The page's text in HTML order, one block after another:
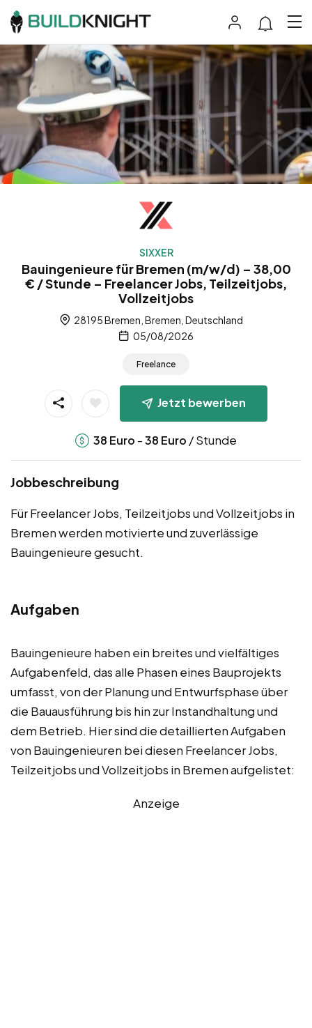
SIXXER
Bauingenieure für Bremen (m/w/d) – 38,00
€ / Stunde – Freelancer Jobs, Teilzeitjobs,
Vollzeitjobs
28195 Bremen, Bremen, Deutschland
05/08/2026
Freelance
Jetzt bewerben
38 Euro -38 Euro / Stunde
Jobbeschreibung
Für Freelancer Jobs, Teilzeitjobs und Vollzeitjobs in
Bremen werden motivierte und zuverlässige
Bauingenieure gesucht.
Aufgaben
Bauingenieure haben ein breites und vielfältiges
Aufgabenfeld, das alle Phasen eines Bauprojekts
umfasst, von der Planung und Entwurfsphase über
die Bauausführung bis hin zur Instandhaltung und
dem Betrieb. Hier sind die detaillierten Aufgaben
von Bauingenieuren bei diesen Freelancer Jobs,
Teilzeitjobs und Vollzeitjobs in Bremen aufgelistet:
Anzeige